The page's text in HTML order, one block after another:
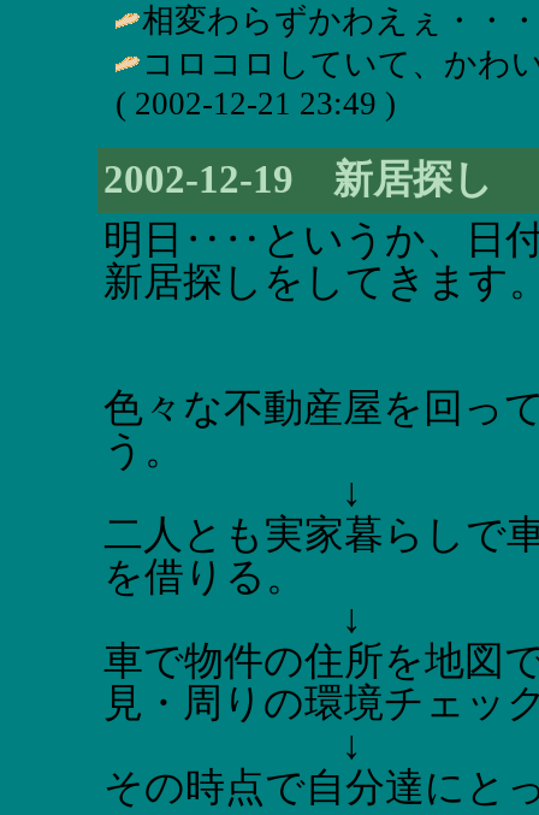
相変わらずかわえぇ・・
コロコロしていて、かわ
( 2002-12-21 23:49 )
2002-12-19 新居探し
明日‥‥というか、日
新居探しをしてきます
色々な不動産屋を回っ
う。
↓
二人とも実家暮らしで
を借りる。
↓
車で物件の住所を地図
見・周りの環境チェッ
↓
その時点で自分達にと